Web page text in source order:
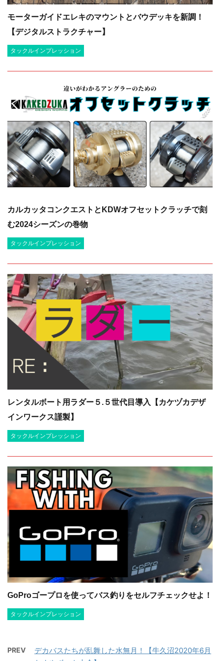
モーターガイドエレキのマウントとバウデッキを新調！
【デジタルストラクチャー】
タックルインプレッション
カルカッタコンクエストとKDWオフセットクラッチで刻
む2024シーズンの巻物
タックルインプレッション
レンタルボート用ラダー５.５世代目導入【カケヅカデザ
インワークス謹製】
タックルインプレッション
GoProゴープロを使ってバス釣りをセルフチェックせよ！
タックルインプレッション
PREV
デカバスたちが乱舞した水無月！【牛久沼2020年6月